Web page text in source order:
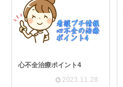
心不全治療ポイント4
2023.11.28